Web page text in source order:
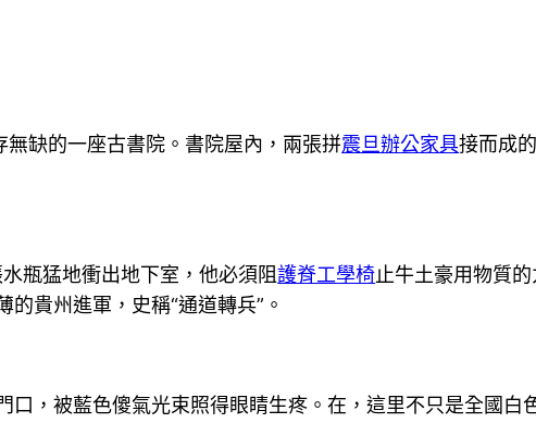
無缺的一座古書院。書院屋內，兩張拼震旦辦公家具接而成
瓶猛地衝出地下室，他必須阻護脊工學椅止牛土豪用物質
貴州進軍，史稱“通道轉兵”。
，被藍色傻氣光束照得眼睛生疼。在，這里不只是全國白